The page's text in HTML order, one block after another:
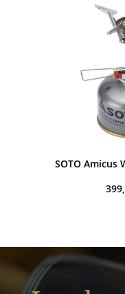
SOTO Amicus